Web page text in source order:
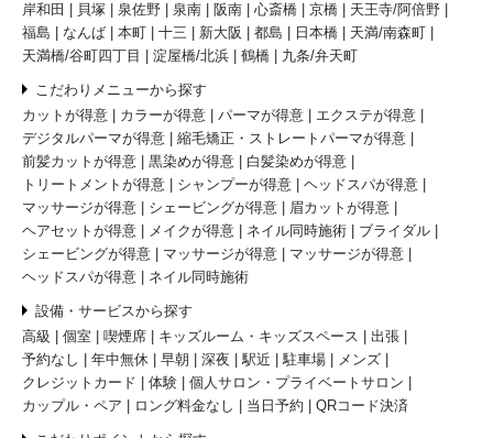
岸和田
貝塚 泉佐野 泉南 阪南 心斎橋 京橋
天王寺/阿倍野
福島
なんば 本町 十三 新大阪 都島 日本橋
天満/南森町
天満橋/谷町四丁目
淀屋橋/北浜 鶴橋 九条/弁天町
こだわりメニューから探す
カットが得意
カラーが得意 パーマが得意
エクステが得意
デジタルパーマが得意
縮毛矯正・ストレートパーマが得意
前髪カットが得意
黒染めが得意
白髪染めが得意
トリートメントが得意
シャンプーが得意
ヘッドスパが得意
マッサージが得意
シェービングが得意
眉カットが得意
ヘアセットが得意
メイクが得意 ネイル同時施術
ブライダル
シェービングが得意
マッサージが得意
マッサージが得意
ヘッドスパが得意
ネイル同時施術
設備・サービスから探す
高級
個室 喫煙席 キッズルーム・キッズスペース
出張
予約なし
年中無休 早朝 深夜 駅近 駐車場
メンズ
クレジットカード
体験
個人サロン・プライベートサロン
カップル・ペア
ロング料金なし 当日予約 QRコード決済